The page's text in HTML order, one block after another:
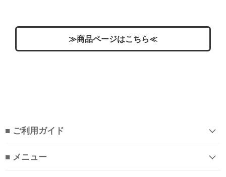
≫商品ページはこちら≪
■ ご利用ガイド
■ メニュー